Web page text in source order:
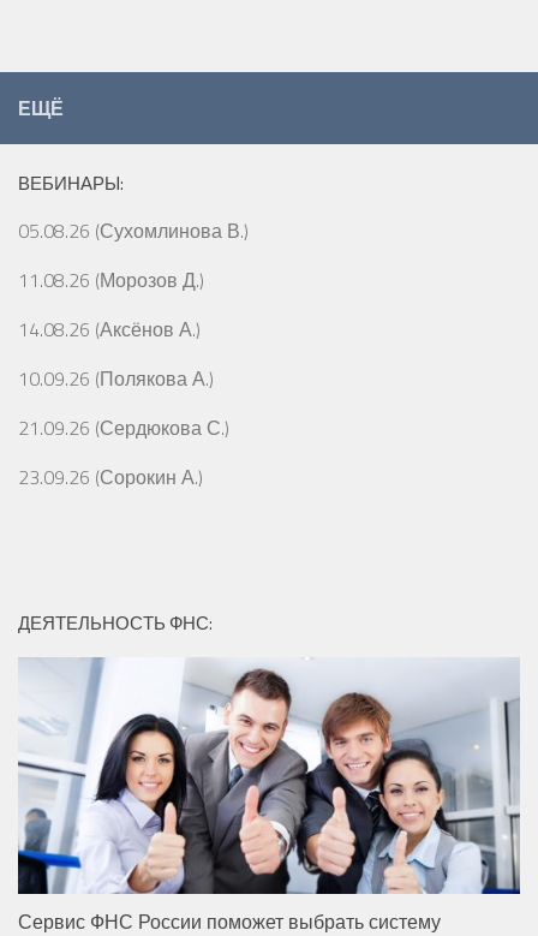
ЕЩЁ
ВЕБИНАРЫ:
05.08.26 (Сухомлинова В.)
11.08.26 (Морозов Д.)
14.08.26 (Аксёнов А.)
10.09.26 (Полякова А.)
21.09.26 (Сердюкова С.)
23.09.26 (Сорокин А.)
ДЕЯТЕЛЬНОСТЬ ФНС:
Сервис ФНС России поможет выбрать систему